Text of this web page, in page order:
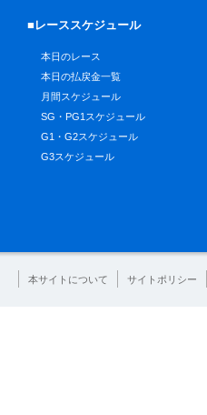
■レーススケジュール
本日のレース
本日の払戻金一覧
月間スケジュール
SG・PG1スケジュール
G1・G2スケジュール
G3スケジュール
本サイトについて サイトポリシー